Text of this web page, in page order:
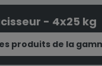
kg - 4x25 kg
produits de la